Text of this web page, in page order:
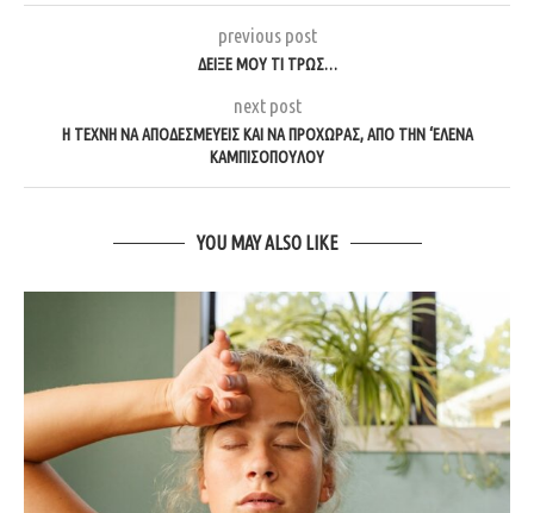
previous post
ΔΕΊΞΕ ΜΟΥ ΤΙ ΤΡΩΣ…
next post
Η ΤΈΧΝΗ ΝΑ ΑΠΟΔΕΣΜΕΎΕΙΣ ΚΑΙ ΝΑ ΠΡΟΧΩΡΆΣ, ΑΠΌ ΤΗΝ ‘ΕΛΕΝΑ
ΚΑΜΠΙΣΟΠΟΎΛΟΥ
YOU MAY ALSO LIKE